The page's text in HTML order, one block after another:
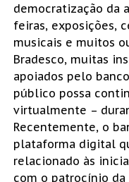
democratização da
feiras, exposições,
musicais e muitos
Bradesco, muitas
apoiados pelo
público possa
virtualmente –
Recentemente, o
plataforma digital
relacionado às
com o patrocínio